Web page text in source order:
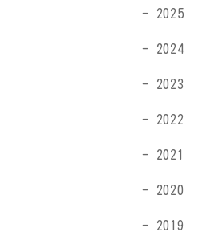
2025
2024
2023
2022
2021
2020
2019